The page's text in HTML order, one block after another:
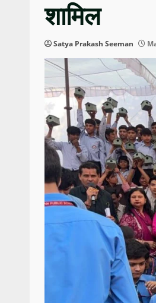
शामिल
Satya Prakash Seeman